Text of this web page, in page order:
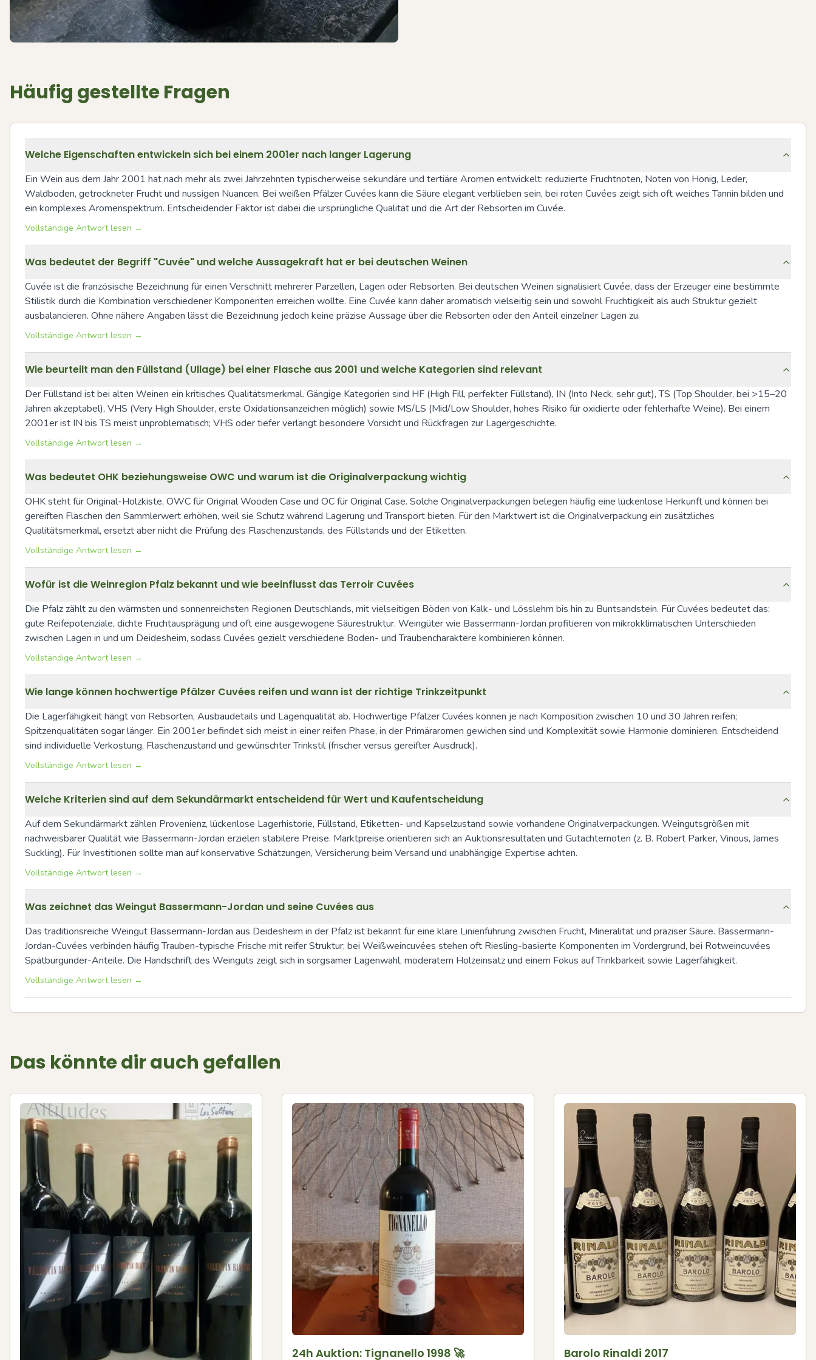
Häufig gestellte Fragen
Welche Eigenschaften entwickeln sich bei einem 2001er nach langer Lagerung
Ein Wein aus dem Jahr 2001 hat nach mehr als zwei Jahrzehnten typischerweise sekundäre und tertiäre Aromen entwickelt: reduzierte Fruchtnoten, Noten von Honig, Leder,
Waldboden, getrockneter Frucht und nussigen Nuancen. Bei weißen Pfälzer Cuvées kann die Säure elegant verblieben sein, bei roten Cuvées zeigt sich oft weiches Tannin bilden und
ein komplexes Aromenspektrum. Entscheidender Faktor ist dabei die ursprüngliche Qualität und die Art der Rebsorten im Cuvée.
Vollständige Antwort lesen →
Was bedeutet der Begriff "Cuvée" und welche Aussagekraft hat er bei deutschen Weinen
Cuvée ist die französische Bezeichnung für einen Verschnitt mehrerer Parzellen, Lagen oder Rebsorten. Bei deutschen Weinen signalisiert Cuvée, dass der Erzeuger eine bestimmte
Stilistik durch die Kombination verschiedener Komponenten erreichen wollte. Eine Cuvée kann daher aromatisch vielseitig sein und sowohl Fruchtigkeit als auch Struktur gezielt
ausbalancieren. Ohne nähere Angaben lässt die Bezeichnung jedoch keine präzise Aussage über die Rebsorten oder den Anteil einzelner Lagen zu.
Vollständige Antwort lesen →
Wie beurteilt man den Füllstand (Ullage) bei einer Flasche aus 2001 und welche Kategorien sind relevant
Der Füllstand ist bei alten Weinen ein kritisches Qualitätsmerkmal. Gängige Kategorien sind HF (High Fill, perfekter Füllstand), IN (Into Neck, sehr gut), TS (Top Shoulder, bei >15–20
Jahren akzeptabel), VHS (Very High Shoulder, erste Oxidationsanzeichen möglich) sowie MS/LS (Mid/Low Shoulder, hohes Risiko für oxidierte oder fehlerhafte Weine). Bei einem
2001er ist IN bis TS meist unproblematisch; VHS oder tiefer verlangt besondere Vorsicht und Rückfragen zur Lagergeschichte.
Vollständige Antwort lesen →
Was bedeutet OHK beziehungsweise OWC und warum ist die Originalverpackung wichtig
OHK steht für Original-Holzkiste, OWC für Original Wooden Case und OC für Original Case. Solche Originalverpackungen belegen häufig eine lückenlose Herkunft und können bei
gereiften Flaschen den Sammlerwert erhöhen, weil sie Schutz während Lagerung und Transport bieten. Für den Marktwert ist die Originalverpackung ein zusätzliches
Qualitätsmerkmal, ersetzt aber nicht die Prüfung des Flaschenzustands, des Füllstands und der Etiketten.
Vollständige Antwort lesen →
Wofür ist die Weinregion Pfalz bekannt und wie beeinflusst das Terroir Cuvées
Die Pfalz zählt zu den wärmsten und sonnenreichsten Regionen Deutschlands, mit vielseitigen Böden von Kalk- und Lösslehm bis hin zu Buntsandstein. Für Cuvées bedeutet das:
gute Reifepotenziale, dichte Fruchtausprägung und oft eine ausgewogene Säurestruktur. Weingüter wie Bassermann-Jordan profitieren von mikrokklimatischen Unterschieden
zwischen Lagen in und um Deidesheim, sodass Cuvées gezielt verschiedene Boden- und Traubencharaktere kombinieren können.
Vollständige Antwort lesen →
Wie lange können hochwertige Pfälzer Cuvées reifen und wann ist der richtige Trinkzeitpunkt
Die Lagerfähigkeit hängt von Rebsorten, Ausbaudetails und Lagenqualität ab. Hochwertige Pfälzer Cuvées können je nach Komposition zwischen 10 und 30 Jahren reifen;
Spitzenqualitäten sogar länger. Ein 2001er befindet sich meist in einer reifen Phase, in der Primäraromen gewichen sind und Komplexität sowie Harmonie dominieren. Entscheidend
sind individuelle Verkostung, Flaschenzustand und gewünschter Trinkstil (frischer versus gereifter Ausdruck).
Vollständige Antwort lesen →
Welche Kriterien sind auf dem Sekundärmarkt entscheidend für Wert und Kaufentscheidung
Auf dem Sekundärmarkt zählen Provenienz, lückenlose Lagerhistorie, Füllstand, Etiketten- und Kapselzustand sowie vorhandene Originalverpackungen. Weingutsgrößen mit
nachweisbarer Qualität wie Bassermann-Jordan erzielen stabilere Preise. Marktpreise orientieren sich an Auktionsresultaten und Gutachternoten (z. B. Robert Parker, Vinous, James
Suckling). Für Investitionen sollte man auf konservative Schätzungen, Versicherung beim Versand und unabhängige Expertise achten.
Vollständige Antwort lesen →
Was zeichnet das Weingut Bassermann-Jordan und seine Cuvées aus
Das traditionsreiche Weingut Bassermann-Jordan aus Deidesheim in der Pfalz ist bekannt für eine klare Linienführung zwischen Frucht, Mineralität und präziser Säure. Bassermann-
Jordan-Cuvées verbinden häufig Trauben-typische Frische mit reifer Struktur; bei Weißweincuvées stehen oft Riesling-basierte Komponenten im Vordergrund, bei Rotweincuvées
Spätburgunder-Anteile. Die Handschrift des Weinguts zeigt sich in sorgsamer Lagenwahl, moderatem Holzeinsatz und einem Fokus auf Trinkbarkeit sowie Lagerfähigkeit.
Vollständige Antwort lesen →
Das könnte dir auch gefallen
24h Auktion: Tignanello 1998 🚀 Barolo Rinaldi 2017